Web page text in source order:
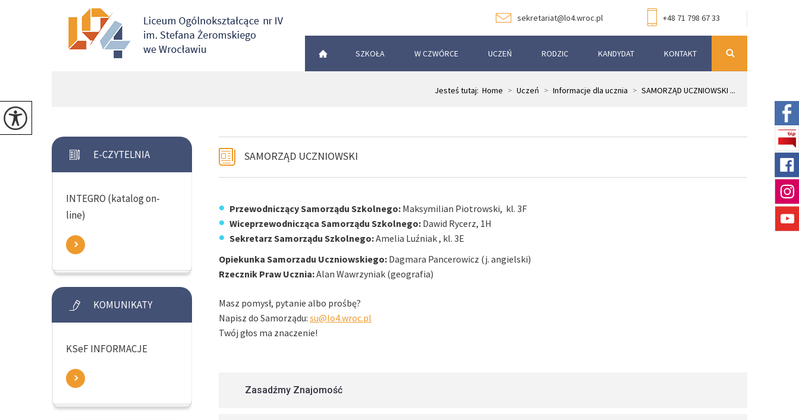
sekretariat@lo4.wroc.pl +48 71 798 67 33
SZKOŁA W CZWÓRCE UCZEŃ RODZIC KANDYDAT KONTAKT
Jesteś tutaj: Home > Uczeń > Informacje dla ucznia > SAMORZĄD UCZNIOWSKI ...
SAMORZĄD UCZNIOWSKI
Przewodniczący Samorządu Szkolnego:Maksymilian Piotrowski, kl. 3F
Wiceprzewodnicząca Samorządu Szkolnego:Dawid Rycerz, 1H
Sekretarz Samorządu Szkolnego:Amelia Luźniak , kl. 3E
Opiekunka Samorzadu Uczniowskiego:Dagmara Pancerowicz (j. angielski)
Rzecznik Praw Ucznia:Alan Wawrzyniak (geografia)
Masz pomysł, pytanie albo prośbę?
Napisz do Samorządu: su@lo4.wroc.pl
Twój głos ma znaczenie!
Zasadźmy Znajomość
E-CZYTELNIA
INTEGRO (katalog on-
line)
KOMUNIKATY
KSeF INFORMACJE